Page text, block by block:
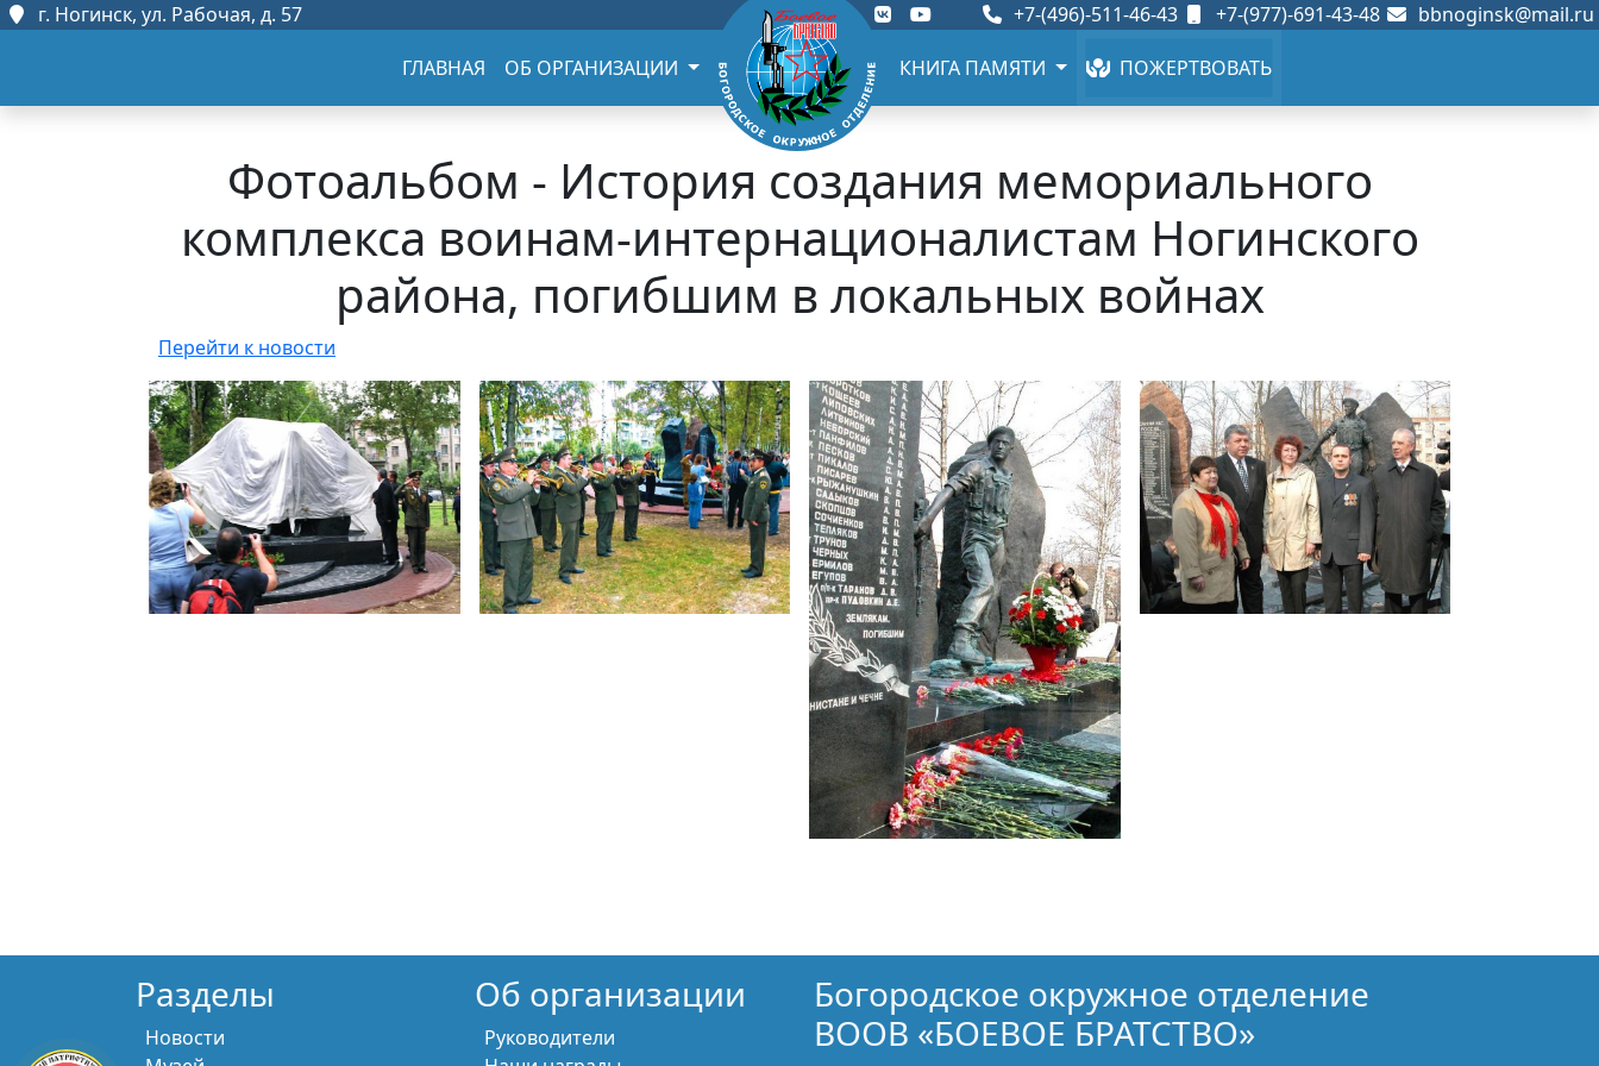
г. Ногинск, ул. Рабочая, д. 57 +7-(496)-511-46-43 +7-(977)-691-43-48 bbnoginsk@mail.ru
ГЛАВНАЯ ОБ ОРГАНИЗАЦИИ КНИГА ПАМЯТИ ПОЖЕРТВОВАТЬ
Фотоальбом - История создания мемориального
комплекса воинам-интернационалистам Ногинского
района, погибшим в локальных войнах
Перейти к новости
Разделы
Новости
Об организации
Руководители
Богородское окружное отделение
ВООВ «БОЕВОЕ БРАТСТВО»